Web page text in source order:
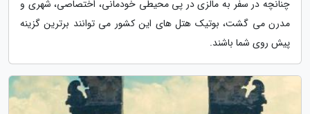
چنانچه در سفر به مالزی در پی محیطی خودمانی، اختصاصی، شهری و
مدرن می گشت، بوتیک هتل های این کشور می توانند برترین گزینه
پیش روی شما باشند.